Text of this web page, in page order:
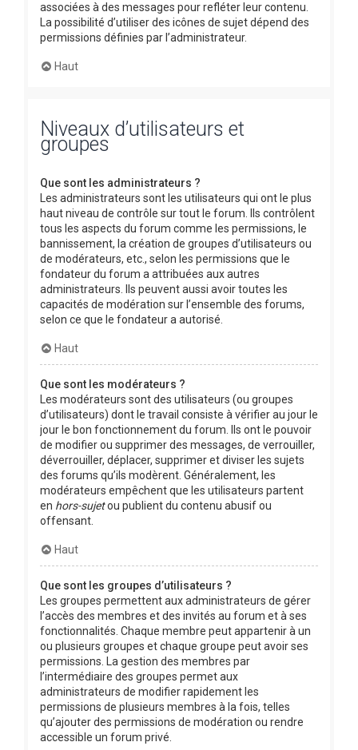
associées à des messages pour refléter leur contenu.
La possibilité d’utiliser des icônes de sujet dépend des
permissions définies par l’administrateur.
Haut
Niveaux d’utilisateurs et
groupes
Que sont les administrateurs ?
Les administrateurs sont les utilisateurs qui ont le plus
haut niveau de contrôle sur tout le forum. Ils contrôlent
tous les aspects du forum comme les permissions, le
bannissement, la création de groupes d’utilisateurs ou
de modérateurs, etc., selon les permissions que le
fondateur du forum a attribuées aux autres
administrateurs. Ils peuvent aussi avoir toutes les
capacités de modération sur l’ensemble des forums,
selon ce que le fondateur a autorisé.
Haut
Que sont les modérateurs ?
Les modérateurs sont des utilisateurs (ou groupes
d’utilisateurs) dont le travail consiste à vérifier au jour le
jour le bon fonctionnement du forum. Ils ont le pouvoir
de modifier ou supprimer des messages, de verrouiller,
déverrouiller, déplacer, supprimer et diviser les sujets
des forums qu’ils modèrent. Généralement, les
modérateurs empêchent que les utilisateurs partent
en hors-sujetou publient du contenu abusif ou
offensant.
Haut
Que sont les groupes d’utilisateurs ?
Les groupes permettent aux administrateurs de gérer
l’accès des membres et des invités au forum et à ses
fonctionnalités. Chaque membre peut appartenir à un
ou plusieurs groupes et chaque groupe peut avoir ses
permissions. La gestion des membres par
l’intermédiaire des groupes permet aux
administrateurs de modifier rapidement les
permissions de plusieurs membres à la fois, telles
qu’ajouter des permissions de modération ou rendre
accessible un forum privé.